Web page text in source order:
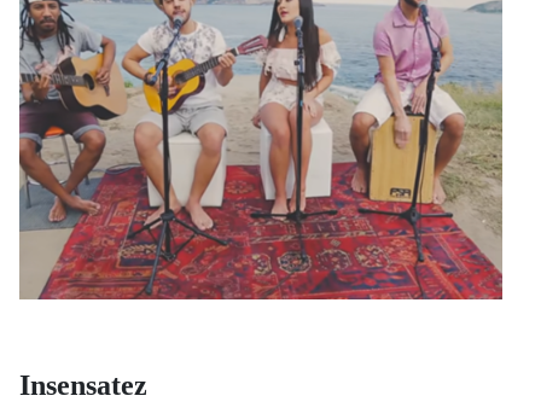
Insensatez